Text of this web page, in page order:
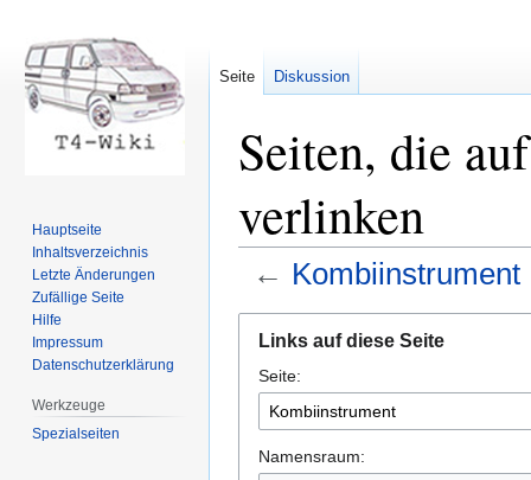
Seiten, die
verlinken
← Kombiinstrument
Navigation
springen
Suche
springen
Links auf diese Seite
Seite:
Namensraum:
Seite Diskussion
Hauptseite
Inhaltsverzeichnis
Letzte Änderungen
Zufällige Seite
Hilfe
Impressum
Datenschutzerklärung
Werkzeuge
Spezialseiten